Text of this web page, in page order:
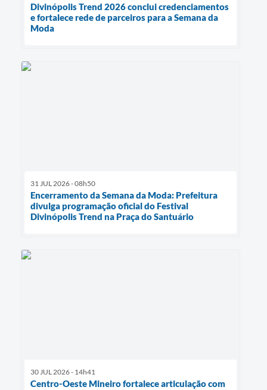
Divinópolis Trend 2026 conclui credenciamentos
e fortalece rede de parceiros para a Semana da
Moda
31 JUL 2026 - 08h50
Encerramento da Semana da Moda: Prefeitura
divulga programação oficial do Festival
Divinópolis Trend na Praça do Santuário
30 JUL 2026 - 14h41
Centro-Oeste Mineiro fortalece articulação com